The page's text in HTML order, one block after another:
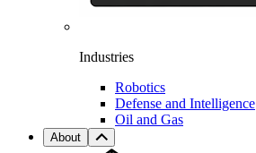
Industries
Robotics
Defense and Intelligence
Oil and Gas
About